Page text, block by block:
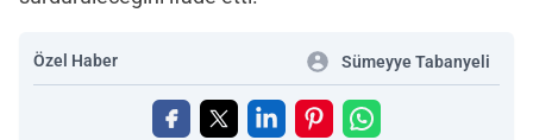
Özel Haber Sümeyye Tabanyeli